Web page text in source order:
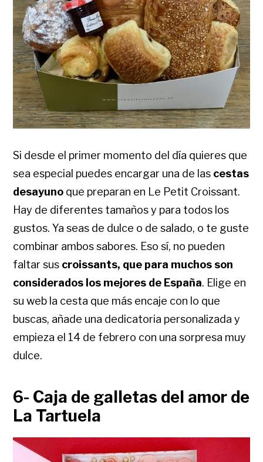
Si desde el primer momento del día quieres que
sea especial puedes encargar una de las cestas
desayuno que preparan en Le Petit Croissant.
Hay de diferentes tamaños y para todos los
gustos. Ya seas de dulce o de salado, o te guste
combinar ambos sabores. Eso sí, no pueden
faltar sus croissants, que para muchos son
considerados los mejores de España. Elige en
su web la cesta que más encaje con lo que
buscas, añade una dedicatoria personalizada y
empieza el 14 de febrero con una sorpresa muy
dulce.
6- Caja de galletas del amor de
La Tartuela